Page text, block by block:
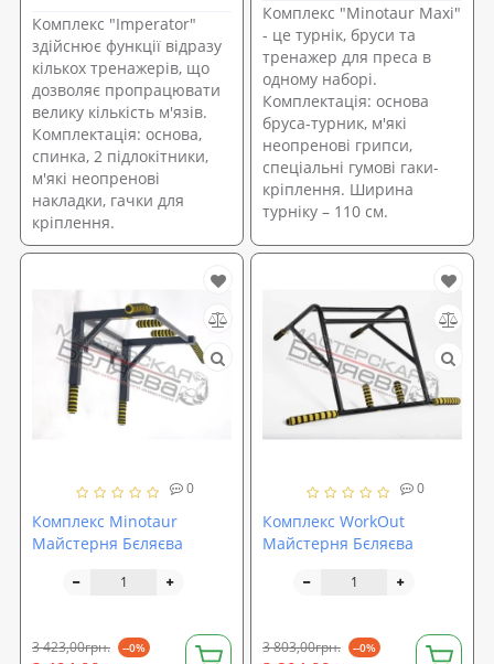
Комплекс "Imperator"
здійснює функції відразу
кількох тренажерів, що
дозволяє пропрацювати
велику кількість м'язів.
Комплектація: основа,
спинка, 2 підлокітники,
м'які неопренові
накладки, гачки для
кріплення.
Комплекс "Minotaur Maxi"
- це турнік, бруси та
тренажер для преса в
одному наборі.
Комплектація: основа
бруса-турник, м'які
неопренові грипси,
спеціальні гумові гаки-
кріплення. Ширина
турніку – 110 см.
0
Комплекс Minotaur
Майстерня Бєляєва
3 423,00грн. --0%
0
Комплекс WorkOut
Майстерня Бєляєва
3 803,00грн. --0%